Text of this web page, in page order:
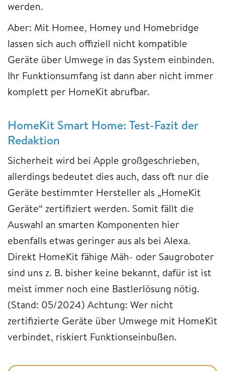
werden.
Aber: Mit Homee, Homey und Homebridge
lassen sich auch offiziell nicht kompatible
Geräte über Umwege in das System einbinden.
Ihr Funktionsumfang ist dann aber nicht immer
komplett per HomeKit abrufbar.
HomeKit Smart Home: Test-Fazit der
Redaktion
Sicherheit wird bei Apple großgeschrieben,
allerdings bedeutet dies auch, dass oft nur die
Geräte bestimmter Hersteller als „HomeKit
Geräte“ zertifiziert werden. Somit fällt die
Auswahl an smarten Komponenten hier
ebenfalls etwas geringer aus als bei Alexa.
Direkt HomeKit fähige Mäh- oder Saugroboter
sind uns z. B. bisher keine bekannt, dafür ist ist
meist immer noch eine Bastlerlösung nötig.
(Stand: 05/2024) Achtung: Wer nicht
zertifizierte Geräte über Umwege mit HomeKit
verbindet, riskiert Funktionseinbußen.